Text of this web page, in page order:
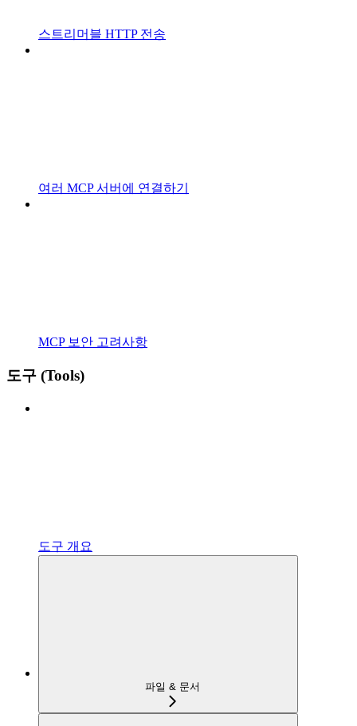
스트리머블 HTTP 전송
여러 MCP 서버에 연결하기
MCP 보안 고려사항
도구 (Tools)
도구 개요
파일 & 문서